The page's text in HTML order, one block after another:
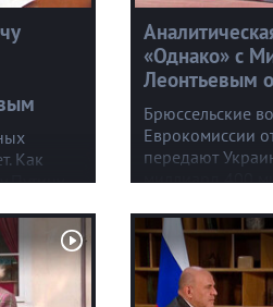
Как
Путину
«Однако» с
Леонтьевым
Брюссельские
Еврокомиссии
передают
миллиард 400
активов
миллиардов,
но примерно
покрадено